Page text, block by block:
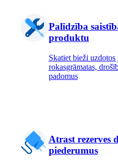
Palīdzība
produktu
Skatiet bieži
rokasgrāmatas,
padomus
Atrast rezerves
piederumus